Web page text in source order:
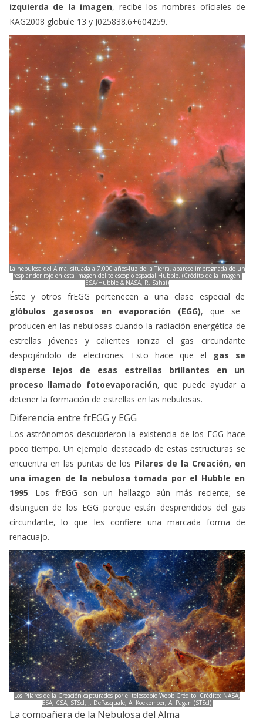
izquierda de la imagen, recibe los nombres oficiales de
KAG2008 globule 13 y J025838.6+604259.
La nebulosa del Alma, situada a 7.000 años-luz de la Tierra, aparece impregnada de un
resplandor rojo en esta imagen del telescopio espacial Hubble. (Crédito de la imagen:
ESA/Hubble & NASA, R. Sahai)
Éste y otros frEGG pertenecen a una clase especial de
glóbulos gaseosos en evaporación (EGG), que se
producen en las nebulosas cuando la radiación energética de
estrellas jóvenes y calientes ioniza el gas circundante
despojándolo de electrones. Esto hace que el
gas se
disperse lejos de esas estrellas brillantes en un
proceso llamado fotoevaporación, que puede ayudar a
detener la formación de estrellas en las nebulosas.
Diferencia entre frEGG y EGG
Los astrónomos descubrieron la existencia de los EGG hace
poco tiempo. Un ejemplo destacado de estas estructuras se
encuentra en las puntas de los Pilares de la Creación, en
una imagen de la nebulosa tomada por el Hubble en
1995. Los frEGG son un hallazgo aún más reciente; se
distinguen de los EGG porque están desprendidos del gas
circundante, lo que les confiere una marcada forma de
renacuajo.
Los Pilares de la Creación capturados por el telescopio Webb Crédito: Crédito: NASA,
ESA, CSA, STScI; J. DePasquale, A. Koekemoer, A. Pagan (STScI)
La compañera de la Nebulosa del Alma